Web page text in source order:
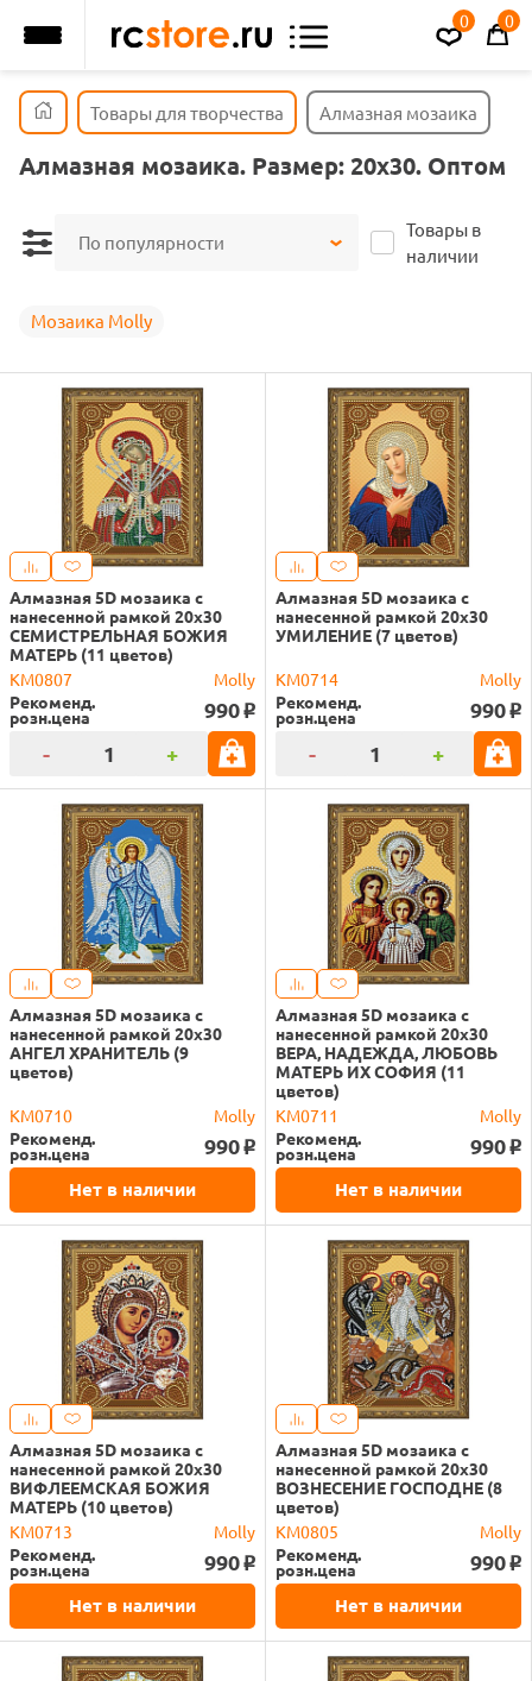
0 0
Товары для творчества Алмазная мозаика
Алмазная мозаика. Размер: 20х30. Оптом
По популярности
Товары в
наличии
Мозаика Molly
Алмазная 5D мозаика с
нанесенной рамкой 20х30
СЕМИСТРЕЛЬНАЯ БОЖИЯ
МАТЕРЬ (11 цветов)
KM0807
Molly
Рекоменд.
розн.цена 990 o
- +
Алмазная 5D мозаика с
нанесенной рамкой 20х30
УМИЛЕНИЕ (7 цветов)
KM0714
Molly
Рекоменд.
розн.цена 990 o
- +
Алмазная 5D мозаика с
нанесенной рамкой 20х30
АНГЕЛ ХРАНИТЕЛЬ (9
цветов)
KM0710
Molly
Рекоменд.
розн.цена 990 o
Нет в наличии
Алмазная 5D мозаика с
нанесенной рамкой 20х30
ВЕРА, НАДЕЖДА, ЛЮБОВЬ
МАТЕРЬ ИХ СОФИЯ (11
цветов)
KM0711
Molly
Рекоменд.
розн.цена 990 o
Нет в наличии
Алмазная 5D мозаика с
нанесенной рамкой 20х30
ВИФЛЕЕМСКАЯ БОЖИЯ
МАТЕРЬ (10 цветов)
KM0713
Molly
Рекоменд.
розн.цена 990 o
Нет в наличии
Алмазная 5D мозаика с
нанесенной рамкой 20х30
ВОЗНЕСЕНИЕ ГОСПОДНЕ (8
цветов)
KM0805
Molly
Рекоменд.
розн.цена 990 o
Нет в наличии